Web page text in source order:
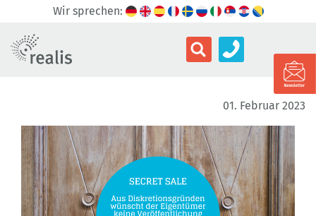
Wir sprechen:
01. Februar 2023